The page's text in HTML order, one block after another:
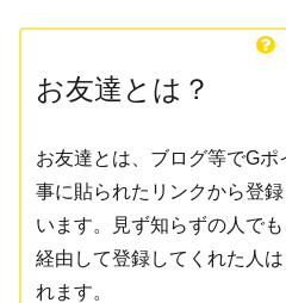
お友達とは？
お友達とは、ブログ等でG
事に貼られたリンクから登
います。見ず知らずの人で
経由して登録してくれた人
れます。